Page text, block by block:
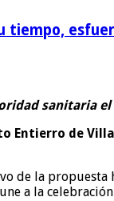
sanitaria
Entierro de
de la
a la